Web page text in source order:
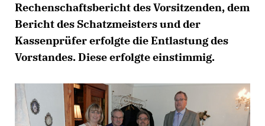
Rechenschaftsbericht des Vorsitzenden, dem
Bericht des Schatzmeisters und der
Kassenprüfer erfolgte die Entlastung des
Vorstandes. Diese erfolgte einstimmig.